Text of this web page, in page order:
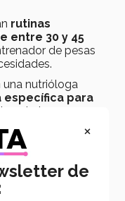
rutinas
entre 30 y 45
de pesas
nutrióloga
específica para
durante los
otros equipos.
que cada día
lo mejor de mí,
es a mí misma¨
equipo femenil.
×
de